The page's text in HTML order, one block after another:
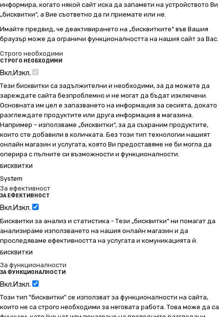
информира, когато някой сайт иска да запамети на устройството Ви
„бисквитки“, а Вие съответно да ги приемате или не.
Имайте предвид, че деактивирането на „бисквитките“ във Вашия
браузър може да ограничи функционалността на нашия сайт за Вас.
Строго необходими
СТРОГО НЕОБХОДИМИ
Вкл.Изкл.
Тези бисквитки са задължителни и необходими, за да можете да
зареждате сайта безпроблемно и не могат да бъдат изключени.
Основната им цел е запазването на информация за сесията, докато
разглеждате продуктите или друга информация в магазина.
Например – използваме „бисквитки“, за да съхраним продуктите,
които сте добавили в количката. Без този тип технологии нашият
онлайн магазин и услугата, която Ви предоставяме не би могла да
оперира с пълните си възможности и функционалности.
БИСКВИТКИ
System
За ефективност
ЗА ЕФЕКТИВНОСТ
Вкл.Изкл.
Бисквитки за анализ и статистика - Тези „бисквитки“ ни помагат да
анализираме използването на нашия онлайн магазин и да
проследяваме ефективността на услугата и комуникацията й.
БИСКВИТКИ
За функционалности
ЗА ФУНКЦИОНАЛНОСТИ
Вкл.Изкл.
Този тип "бисквитки" се използват за функционалности на сайта,
които не са строго необходими за неговата работа. Това може да са